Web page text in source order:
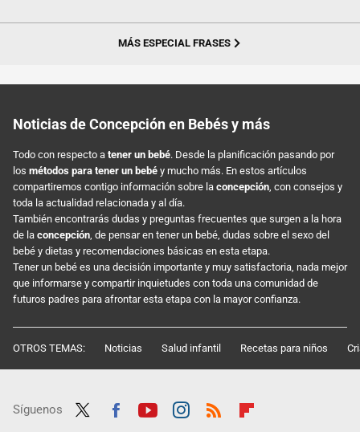
MÁS ESPECIAL FRASES
Noticias de Concepción en Bebés y más
Todo con respecto a tener un bebé. Desde la planificación pasando por
los métodos para tener un bebé y mucho más. En estos artículos
compartiremos contigo información sobre la concepción, con consejos y
toda la actualidad relacionada y al día.
También encontrarás dudas y preguntas frecuentes que surgen a la hora
de la concepción, de pensar en tener un bebé, dudas sobre el sexo del
bebé y dietas y recomendaciones básicas en esta etapa.
Tener un bebé es una decisión importante y muy satisfactoria, nada mejor
que informarse y compartir inquietudes con toda una comunidad de
futuros padres para afrontar esta etapa con la mayor confianza.
OTROS TEMAS: Noticias Salud infantil Recetas para niños
Síguenos